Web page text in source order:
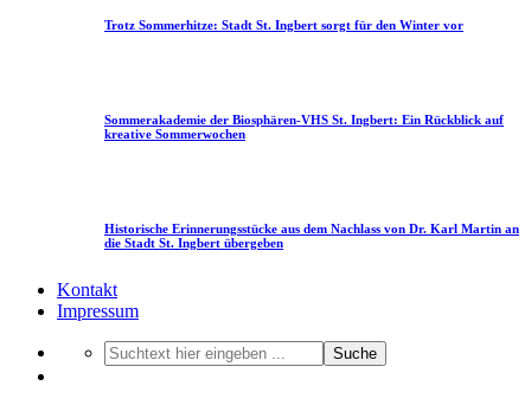
Trotz Sommerhitze: Stadt St. Ingbert sorgt für den Winter vor
Sommerakademie der Biosphären-VHS St. Ingbert: Ein Rückblick auf
kreative Sommerwochen
Historische Erinnerungsstücke aus dem Nachlass von Dr. Karl Martin an
die Stadt St. Ingbert übergeben
Kontakt
Impressum
Suche